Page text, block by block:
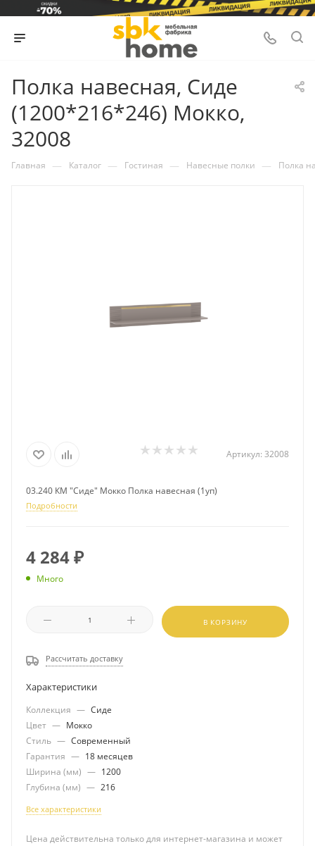
Полка навесная, Сиде
(1200*216*246) Мокко,
32008
Главная — Каталог — Гостиная — Навесные полки — Полка
Артикул: 32008
03.240 КМ "Сиде" Мокко Полка навесная (1уп)
Подробности
4 284₽
Много
В КОРЗИНУ
Рассчитать доставку
Характеристики
Коллекция — Сиде
Цвет — Мокко
Стиль — Современный
Гарантия — 18 месяцев
Ширина (мм) — 1200
Глубина (мм) — 216
Все характеристики
Цена действительна только для интернет-магазина и может